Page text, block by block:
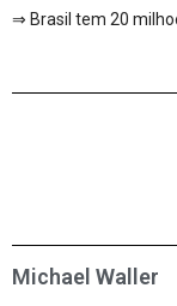
⇒ Brasil tem 20
Michael Waller